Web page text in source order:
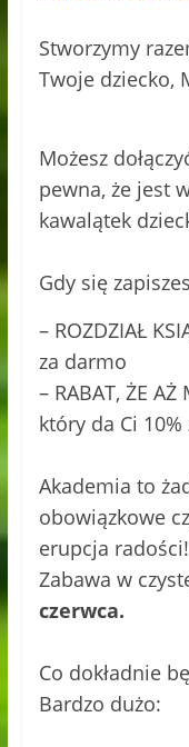
Stworzymy
Twoje dziecko,
Możesz
pewna, że jest
kawalątek
Gdy się
– ROZDZIAŁ
za darmo
– RABAT, ŻE
który da Ci
Akademia to
obowiązkowe
erupcja
Zabawa w
czerwca.
Co dokładnie
Bardzo dużo: